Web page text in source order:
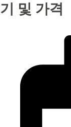
기 및 가격